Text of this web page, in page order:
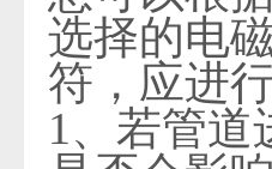
选择的电
符，应进
1、若管道